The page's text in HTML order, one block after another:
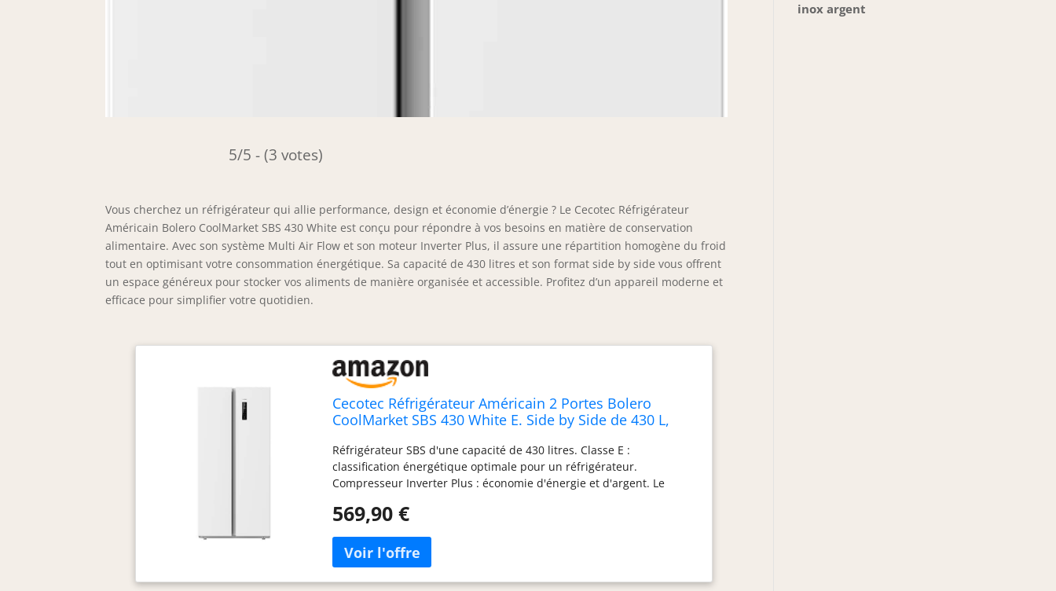
5/5 - (3 votes)
Vous cherchez un réfrigérateur qui allie performance, design et économie d’énergie ? Le Cecotec Réfrigérateur
Américain Bolero CoolMarket SBS 430 White est conçu pour répondre à vos besoins en matière de conservation
alimentaire. Avec son système Multi Air Flow et son moteur Inverter Plus, il assure une répartition homogène du froid
tout en optimisant votre consommation énergétique. Sa capacité de 430 litres et son format side by side vous offrent
un espace généreux pour stocker vos aliments de manière organisée et accessible. Profitez d’un appareil moderne et
efficace pour simplifier votre quotidien.
Cecotec Réfrigérateur Américain 2 Portes Bolero
CoolMarket SBS 430 White E. Side by Side de 430 L,
Flow, Total No Frost, Moteur Inverter Plus
Réfrigérateur SBS d'une capacité de 430 litres. Classe E :
classification énergétique optimale pour un réfrigérateur.
Compresseur Inverter Plus : économie d'énergie et d'argent. Le
entraîner de coûts supplémentaires en mesurant les conditions à
conséquence. Multi Airflow : température optimale dans tout le
compartiment qui permet de maintenir les aliments plus longtemps
grâce à la répartition uniforme de l'air froid. Total No Frost : système
569,90 €
inox argent